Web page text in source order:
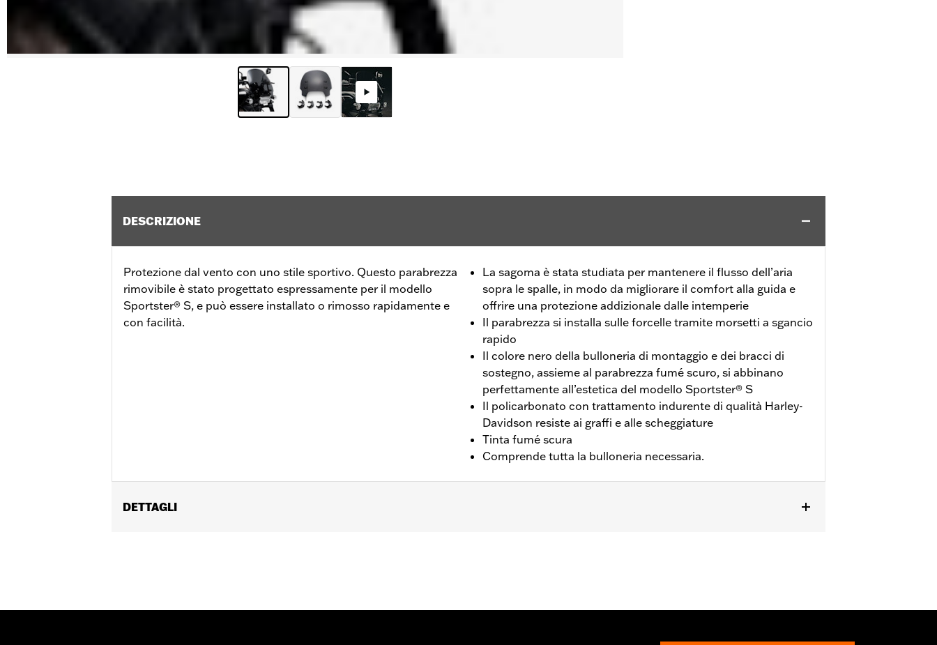
DESCRIZIONE
Protezione dal vento con uno stile sportivo. Questo parabrezza
rimovibile è stato progettato espressamente per il modello
Sportster® S, e può essere installato o rimosso rapidamente e
con facilità.
La sagoma è stata studiata per mantenere il flusso dell’aria
sopra le spalle, in modo da migliorare il comfort alla guida e
offrire una protezione addizionale dalle intemperie
Il parabrezza si installa sulle forcelle tramite morsetti a sgancio
rapido
Il colore nero della bulloneria di montaggio e dei bracci di
sostegno, assieme al parabrezza fumé scuro, si abbinano
perfettamente all’estetica del modello Sportster® S
Il policarbonato con trattamento indurente di qualità Harley-
Davidson resiste ai graffi e alle scheggiature
Tinta fumé scura
Comprende tutta la bulloneria necessaria.
DETTAGLI
Materiale:Policarbonato rinforzato